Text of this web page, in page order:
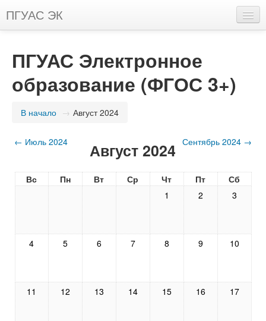
ПГУАС ЭК
Вы не вошли в систему ( Вход)
ПГУАС Электронное
образование (ФГОС 3+)
В начало → Август 2024
← Июль 2024 Август 2024 Сентябрь 2024 →
Вс Пн Вт Ср Чт Пт
Сб
1
2 3
4 5 6 7 8 9 10
11 12 13 14 15 16 17